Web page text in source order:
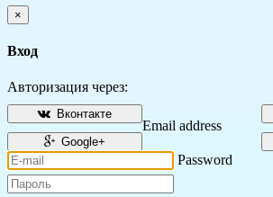
×
Вход
Авторизация через:
Вконтакте
Google+
Email address
Password